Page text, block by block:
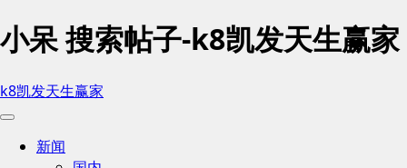
小呆 搜索帖子-k8凯发天生赢家
k8凯发天生赢家
新闻